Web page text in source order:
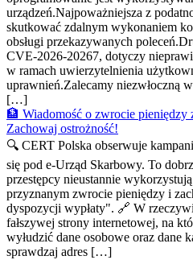
urządzeń.Najpoważniejsza z
skutkować zdalnym wykonaniem
obsługi przekazywanych
CVE-2026-20267, dotyczy
w ramach uwierzytelnienia
uprawnień.Zalecamy niezwłoczną
[…]
🏦 Wiadomość o zwrocie pieniędzy
Zachowaj ostrożność!
🔍 CERT Polska obserwuje
się pod e-Urząd Skarbowy. To
przestępcy nieustannie
przyznanym zwrocie pieniędzy i
dyspozycji wypłaty". 🔗 W
fałszywej strony internetowej, na
wyłudzić dane osobowe oraz dane
sprawdzaj adres […]